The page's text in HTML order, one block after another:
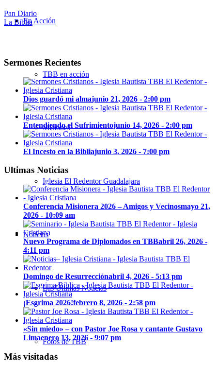
En Acción
TBB en acción
Misiones
Iglesia El Redentor Guadalajara
Noticias
Las Últimas Noticias
Fotos de TBB
Pan Diario
La Biblia
Sermones Recientes
Dios guardó mi almajunio 21, 2026 - 2:00 pm
Entendiendo el Sufrimientojunio 14, 2026 - 2:00 pm
El Incesto en la Bibliajunio 3, 2026 - 7:00 pm
Ultimas Noticias
Conferencia Misionera 2026 – Amigos y Vecinosmayo 21,
2026 - 10:09 am
Nuevo Programa de Diplomados en TBBabril 26, 2026 -
4:11 pm
Domingo de Resurrecciónabril 4, 2026 - 5:13 pm
¡Esgrima 2026!febrero 8, 2026 - 2:58 pm
«Sin miedo» – con Pastor Joe Rosa y cantante Gustavo
Limaenero 13, 2026 - 9:07 pm
Más visitadas